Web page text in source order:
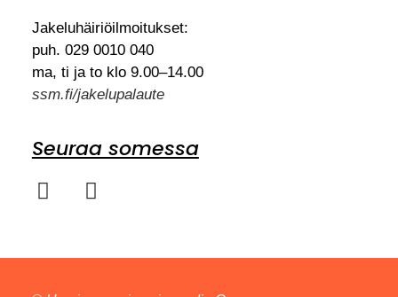
Jakeluhäiriöilmoitukset:
puh. 029 0010 040
ma, ti ja to klo 9.00–14.00
ssm.fi/jakelupalaute
Seuraa somessa